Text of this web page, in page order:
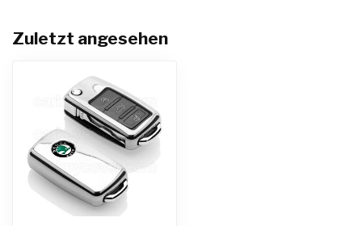
Zuletzt angesehen